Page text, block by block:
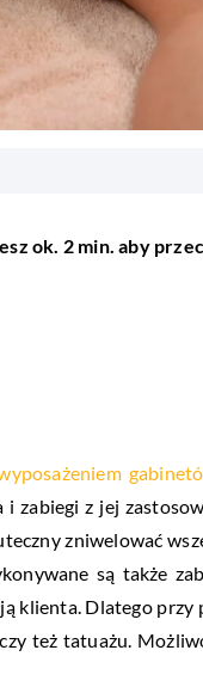
ok. 2 min. aby
i zabiegi z jej
zniwelować
są także
klienta. Dlatego
też tatuażu.